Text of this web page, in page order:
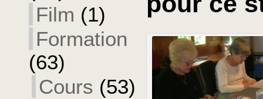
Film (1)
Formation
(63)
Cours (53)